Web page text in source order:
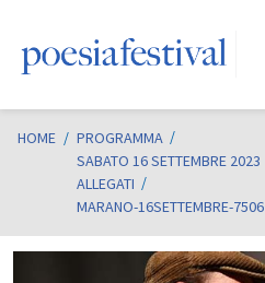
HOME / PROGRAMMA
SABATO 16 SETTEMBRE 2023
ALLEGATI
MARANO-16SETTEMBRE-7506